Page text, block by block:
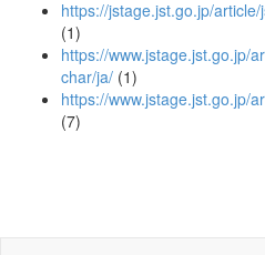
https://jstage.jst.go.jp/
(1)
https://www.jstage.jst.go.jp/
char/ja/ (1)
https://www.jstage.jst.go.jp/
(7)